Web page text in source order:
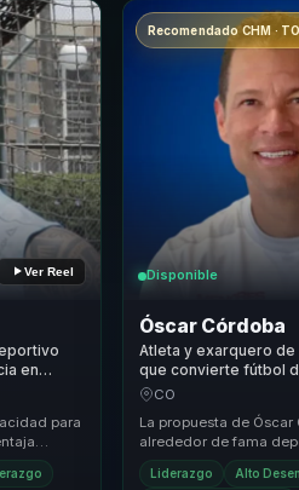
Ver Reel
en
para
para
la
Recomendado CHM ·
Disponible
Óscar Córdoba
Atleta y exarquero
que convierte fútbol
rendimiento
CO
La propuesta de
alrededor de fama
probado en contextos
conse...
Liderazgo Alto